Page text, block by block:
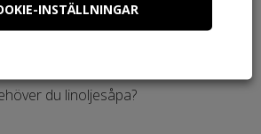
du linoljesåpa?
INSTÄLLNINGAR